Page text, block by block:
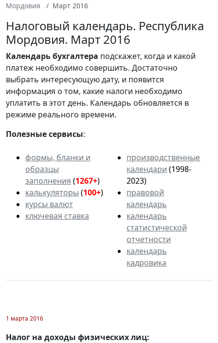
Мордовия
Март 2016
Налоговый календарь. Республика
Мордовия. Март 2016
Календарьбухгалтера подскажет, когда и какой
платеж необходимо совершить. Достаточно
выбрать интересующую дату, и появится
информация о том, какие налоги необходимо
уплатить в этот день. Календарь обновляется в
режиме реального времени.
Полезные сервисы:
формы, бланки и
образцы
заполнения (1267+)
калькуляторы (100+)
курсы валют
ключевая ставка
производственные
календари (1998-
2023)
правовой
календарь
календарь
статистической
отчетности
календарь
кадровика
1 марта 2016
Налог на доходы физических лиц: